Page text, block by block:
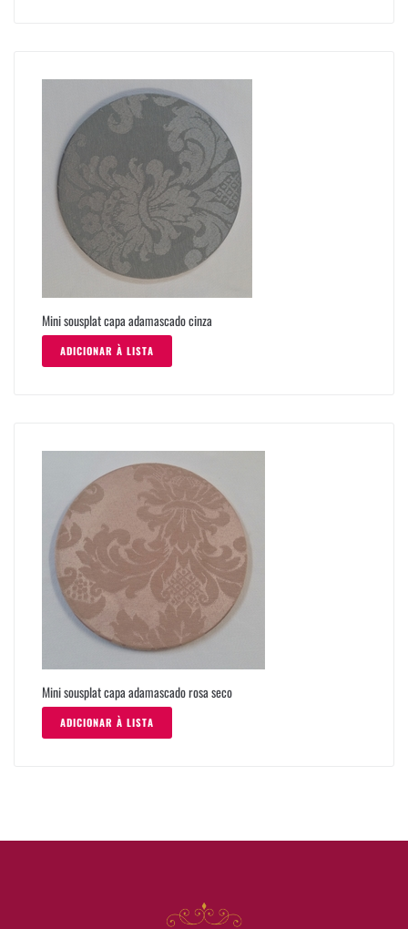
Mini sousplat capa adamascado cinza
ADICIONAR À LISTA
Mini sousplat capa adamascado rosa seco
ADICIONAR À LISTA